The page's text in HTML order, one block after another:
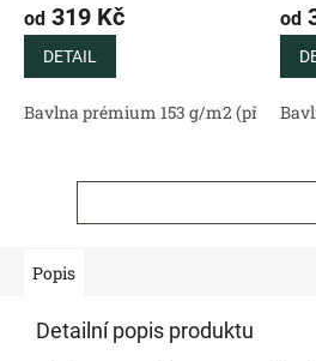
od 319 Kč
DETAIL
Bavlna prémium 153 g/m2 (přírodní)
od
Popis
Detailní popis produktu